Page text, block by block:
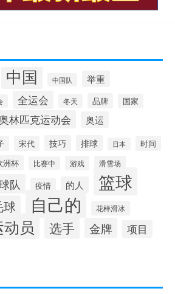
中国 中国队 举重
全运会 冬天 品牌 国家
林匹克运动会 奥运
宋代 技巧 排球 日本 时间
洲杯 比赛中 游戏 滑雪场
队 疫情 的人 篮球
球 自己的 花样滑冰
员 选手 金牌 项目